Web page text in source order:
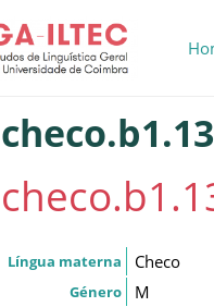
Língua materna Checo
Género M